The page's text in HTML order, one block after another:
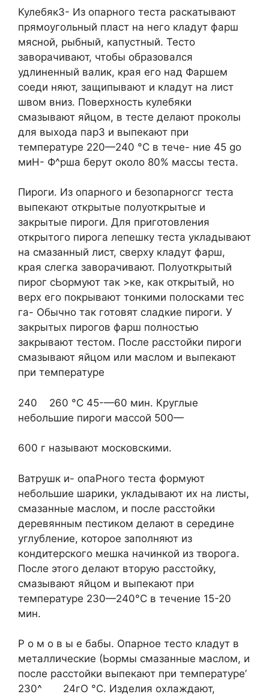
Кулебяк3- Из опарного теста раскатывают
прямоугольный пласт на него кладут фарш
мясной, рыбный, капустный. Тесто
заворачивают, чтобы образовался
удлиненный валик, края его над Фаршем
соеди няют, защипывают и кладут на лист
швом вниз. Поверхность кулебяки
смазывают яйцом, в тесте делают проколы
для выхода пар3 и выпекают при
температуре 220—240 °С в тече- ние 45 go
миН- Ф^рша берут около 80% массы теста.
Пироги. Из опарного и безопарногсг теста
выпекают открытые полуоткрытые и
закрытые пироги. Для приготовления
открытого пирога лепешку теста укладывают
на смазанный лист, сверху кладут фарш,
края слегка заворачивают. Полуоткрытый
пирог сЬормуют так >ке, как открытый, но
верх его покрывают тонкими полосками тес
га- Обычно так готовят сладкие пироги. У
закрытых пирогов фарш полностью
закрывают тестом. После расстойки пироги
смазывают яйцом или маслом и выпекают
при температуре
240 260 °С 45-—60 мин. Круглые
небольшие пироги массой 500—
600 г называют московскими.
Ватрушк и- опаРного теста формуют
небольшие шарики, укладывают их на листы,
смазанные маслом, и после расстойки
деревянным пестиком делают в середине
углубление, которое заполняют из
кондитерского мешка начинкой из творога.
После этого делают вторую расстойку,
смазывают яйцом и выпекают при
температуре 230—240°С в течение 15-20
мин.
Р о м о в ы е бабы. Опарное тесто кладут в
металлические (Ьормы смазанные маслом, и
после расстойки выпекают при температуре’
230^ 24гО °С. Изделия охлаждают,